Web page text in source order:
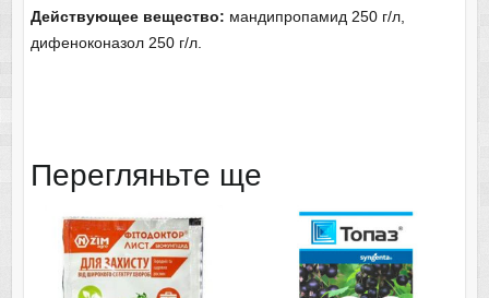
Действующее вещество: мандипропамид 250 г/л,
дифеноконазол 250 г/л.
Перегляньте ще